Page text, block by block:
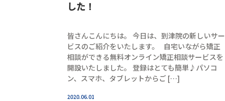
した！
皆さんこんにちは。 今日は、到津院の新しいサー
ビスのご紹介をいたします。 自宅いながら矯正
相談ができる無料オンライン矯正相談サービスを
開設いたしました。 登録はとても簡単♪パソコ
ン、スマホ、タブレットからご […]
2020.06.01